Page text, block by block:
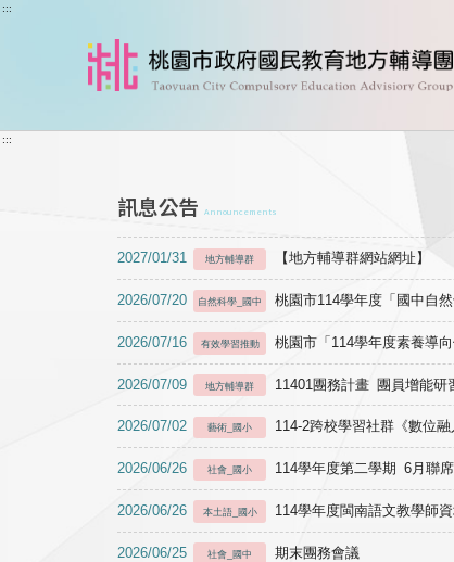
跳到主要內容
:::
:::
訊息公告 Announcements
2027/01/31 地方輔導群 【地方輔導群網站網址】
2026/07/20 自然科學_國中 桃園市114學年度「國中自
2026/07/16 有效學習推動 桃園市「114學年度素養導
2026/07/09 地方輔導群 11401團務計畫 團員增能研
2026/07/02 藝術_國小 114-2跨校學習社群《數位
2026/06/26 社會_國小 114學年度第二學期 6月聯
2026/06/26 本土語_國小 114學年度閩南語文教學師
2026/06/25 社會_國中 期末團務會議